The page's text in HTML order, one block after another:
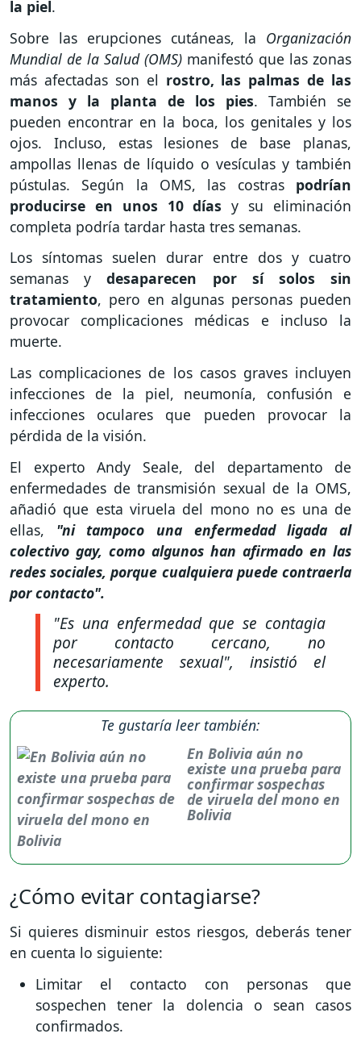
la piel.
Sobre las erupciones cutáneas, la Organización
Mundial de la Salud (OMS) manifestó que las zonas
más afectadas son el rostro, las palmas de las
manos y la planta de los pies. También se
pueden encontrar en la boca, los genitales y los
ojos. Incluso, estas lesiones de base planas,
ampollas llenas de líquido o vesículas y también
pústulas. Según la OMS, las costras podrían
producirse en unos 10 días y su eliminación
completa podría tardar hasta tres semanas.
Los síntomas suelen durar entre dos y cuatro
semanas y desaparecen por sí solos sin
tratamiento, pero en algunas personas pueden
provocar complicaciones médicas e incluso la
muerte.
Las complicaciones de los casos graves incluyen
infecciones de la piel, neumonía, confusión e
infecciones oculares que pueden provocar la
pérdida de la visión.
El experto Andy Seale, del departamento de
enfermedades de transmisión sexual de la OMS,
añadió que esta viruela del mono no es una de
ellas, "ni tampoco una enfermedad ligada al
colectivo gay, como algunos han afirmado en las
redes sociales, porque cualquiera puede contraerla
por contacto".
"Es una enfermedad que se contagia
por contacto cercano, no
necesariamente sexual", insistió el
experto.
Te gustaría leer también:
En Bolivia aún no
existe una prueba para
confirmar sospechas
de viruela del mono en
Bolivia
¿Cómo evitar contagiarse?
Si quieres disminuir estos riesgos, deberás tener
en cuenta lo siguiente:
Limitar el contacto con personas que
sospechen tener la dolencia o sean casos
confirmados.